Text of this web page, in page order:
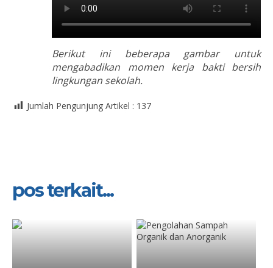
Berikut ini beberapa gambar untuk
mengabadikan momen kerja bakti bersih
lingkungan sekolah.
Jumlah Pengunjung Artikel : 137
pos terkait...